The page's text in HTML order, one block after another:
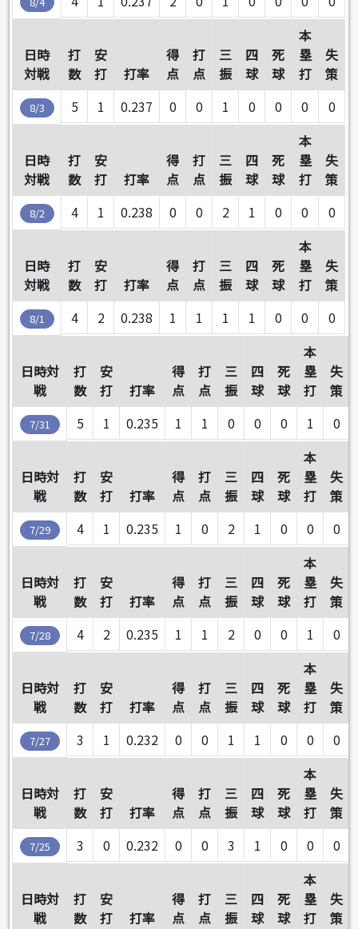
日時
対戦
打
数
安
打
打率
得
点
打
点
三
振
四
球
死
球
本
塁
打
失
策
8/3 5 1 0.237 0 0 1 0 0 0 0
日時
対戦
打
数
安
打
打率
得
点
打
点
三
振
四
球
死
球
本
塁
打
失
策
8/2 4 1 0.238 0 0 2 1 0 0 0
日時
対戦
打
数
安
打
打率
得
点
打
点
三
振
四
球
死
球
本
塁
打
失
策
8/1 4 2 0.238 1 1 1 1 0 0 0
日時対
戦
打
数
安
打
打率
得
点
打
点
三
振
四
球
死
球
本
塁
打
失
策
7/31 5 1 0.235 1 1 0 0 0 1 0
日時対
戦
打
数
安
打
打率
得
点
打
点
三
振
四
球
死
球
本
塁
打
失
策
7/29 4 1 0.235 1 0 2 1 0 0 0
日時対
戦
打
数
安
打
打率
得
点
打
点
三
振
四
球
死
球
本
塁
打
失
策
7/28 4 2 0.235 1 1 2 0 0 1 0
日時対
戦
打
数
安
打
打率
得
点
打
点
三
振
四
球
死
球
本
塁
打
失
策
7/27 3 1 0.232 0 0 1 1 0 0 0
日時対
戦
打
数
安
打
打率
得
点
打
点
三
振
四
球
死
球
本
塁
打
失
策
7/25 3 0 0.232 0 0 3 1 0 0 0
日時対
戦
打
数
安
打
打率
得
点
打
点
三
振
四
球
死
球
本
塁
打
失
策